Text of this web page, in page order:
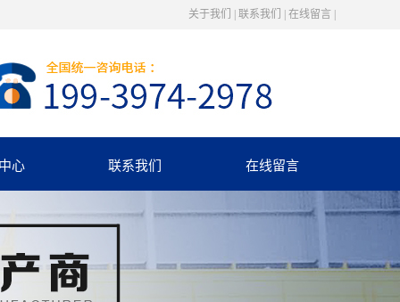
关于我们 联系我们 在线留言
心 联系我们 在线留言